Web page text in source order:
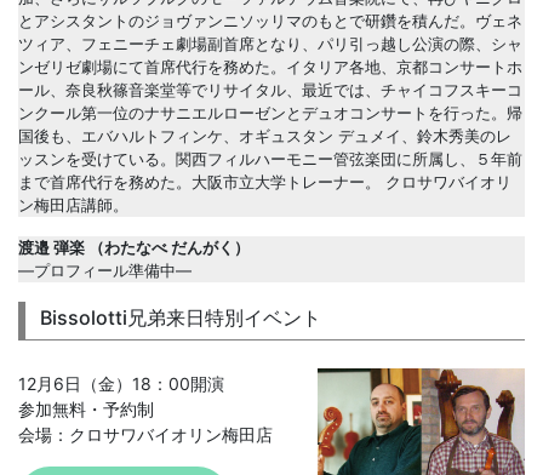
とアシスタントのジョヴァンニソッリマのもとで研鑽を積んだ。ヴェネ
ツィア、フェニーチェ劇場副首席となり、パリ引っ越し公演の際、シャ
ンゼリゼ劇場にて首席代行を務めた。イタリア各地、京都コンサートホ
ール、奈良秋篠音楽堂等でリサイタル、最近では、チャイコフスキーコ
ンクール第一位のナサニエルローゼンとデュオコンサートを行った。帰
国後も、エバハルトフィンケ、オギュスタン デュメイ、鈴木秀美のレ
ッスンを受けている。関西フィルハーモニー管弦楽団に所属し、５年前
まで首席代行を務めた。大阪市立大学トレーナー。 クロサワバイオリ
ン梅田店講師。
渡邉 弾楽 （わたなべ だんがく）
―プロフィール準備中―
Bissolotti兄弟来日特別イベント
12月6日（金）18：00開演
参加無料・予約制
会場：クロサワバイオリン梅田店